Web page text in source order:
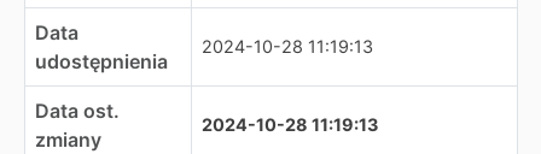
Data
udostępnienia
2024-10-28 11:19:13
Data ost.
zmiany
2024-10-28 11:19:13